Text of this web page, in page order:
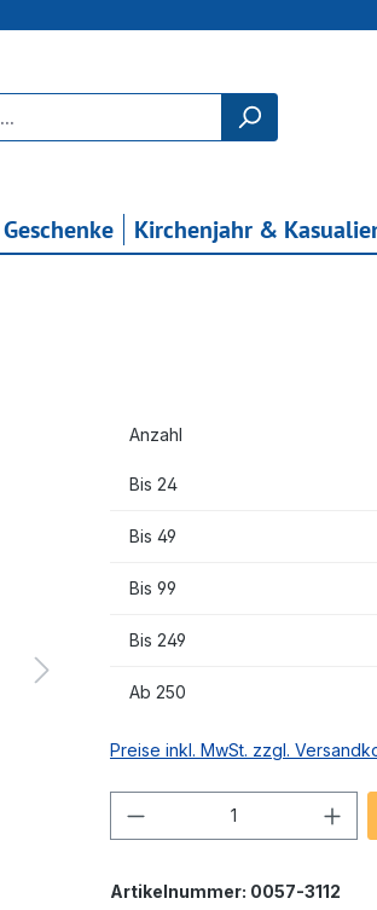
Geschenke Kirchenjahr &
Anzahl
Bis 24
Bis 49
Bis 99
Bis 249
Ab 250
Preise inkl. MwSt. zzgl.
Produkt Anzahl:
Artikelnummer: 0057-3112